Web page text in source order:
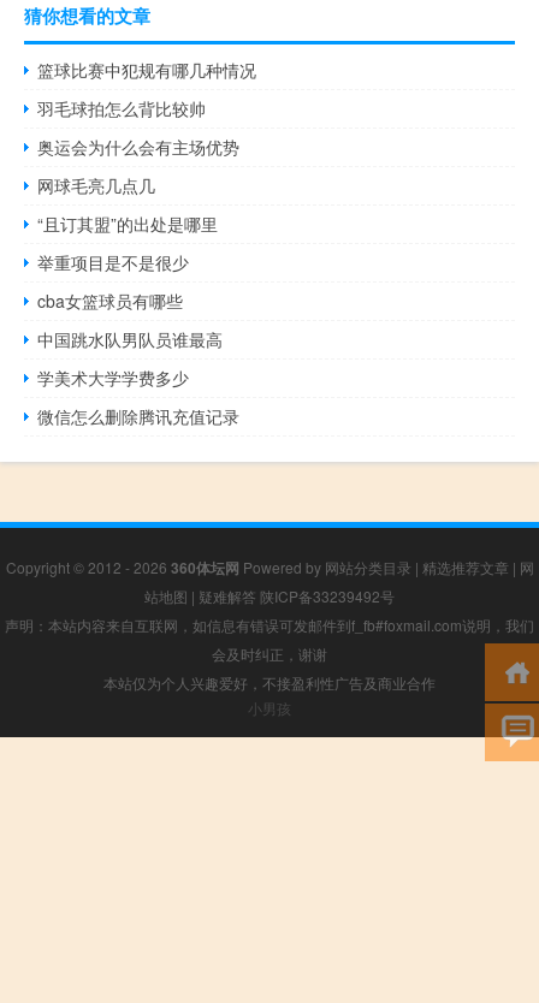
猜你想看的文章
篮球比赛中犯规有哪几种情况
羽毛球拍怎么背比较帅
奥运会为什么会有主场优势
网球毛亮几点几
“且订其盟”的出处是哪里
举重项目是不是很少
cba女篮球员有哪些
中国跳水队男队员谁最高
学美术大学学费多少
微信怎么删除腾讯充值记录
Copyright © 2012 - 2026 360体坛网 Powered by 网站分类目录 | 精选推荐文章 | 网
站地图 | 疑难解答 陕ICP备33239492号
声明：本站内容来自互联网，如信息有错误可发邮件到f_fb#foxmail.com说明，我们
会及时纠正，谢谢
本站仅为个人兴趣爱好，不接盈利性广告及商业合作
小男孩